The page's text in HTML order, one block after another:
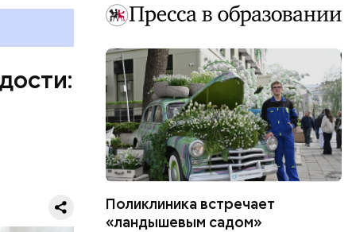
стала
первого
с
Поликлиника встречает
«ландышевым садом»